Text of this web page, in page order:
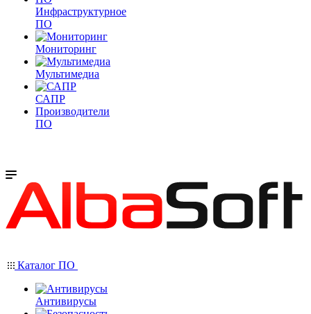
Инфраструктурное
ПО
Мониторинг
Мультимедиа
САПР
Производители
ПО
Каталог ПО
Антивирусы